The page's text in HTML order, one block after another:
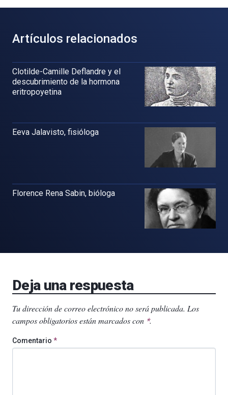
Artículos relacionados
Clotilde-Camille Deflandre y el
descubrimiento de la hormona
eritropoyetina
Eeva Jalavisto, fisióloga
Florence Rena Sabin, bióloga
Deja una respuesta
Tu dirección de correo electrónico no será publicada. Los
campos obligatorios están marcados con *.
Comentario *